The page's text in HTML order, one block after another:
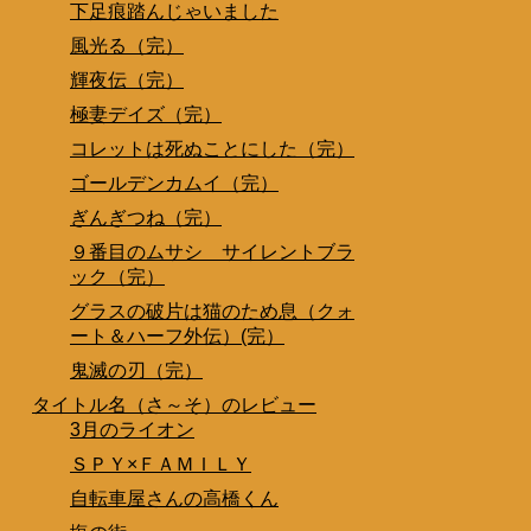
下足痕踏んじゃいました
風光る（完）
輝夜伝（完）
極妻デイズ（完）
コレットは死ぬことにした（完）
ゴールデンカムイ（完）
ぎんぎつね（完）
９番目のムサシ サイレントブラ
ック（完）
グラスの破片は猫のため息（クォ
ート＆ハーフ外伝）(完）
鬼滅の刃（完）
タイトル名（さ～そ）のレビュー
3月のライオン
ＳＰＹ×ＦＡＭＩＬＹ
自転車屋さんの高橋くん